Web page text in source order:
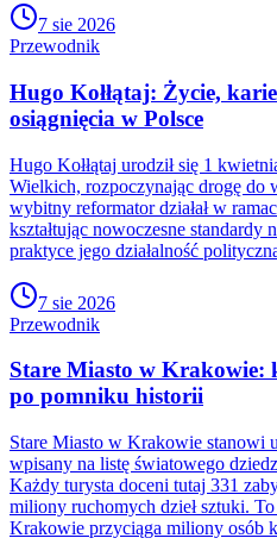
7 sie 2026
Przewodnik
Hugo Kołłątaj: Życie,
osiągnięcia w Polsce
Hugo Kołłątaj urodził się 1
Wielkich, rozpoczynając drogę do
wybitny reformator działał w
kształtując nowoczesne
praktyce jego działalność
7 sie 2026
Przewodnik
Stare Miasto w Krakowie:
po pomniku historii
Stare Miasto w Krakowie stanowi
wpisany na listę światowego
Każdy turysta doceni tutaj 331
miliony ruchomych dzieł sztuki.
Krakowie przyciąga miliony osób